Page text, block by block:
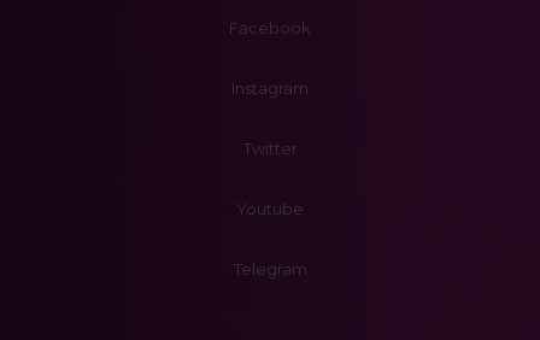
Facebook
Instagram
Twitter
Youtube
Telegram